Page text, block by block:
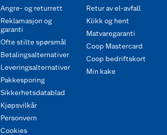
Angre- og returrett
Reklamasjon og
garanti
Ofte stilte spørsmål
Betalingsalternativer
Leveringsalternativer
Pakkesporing
Sikkerhetsdatablad
Kjøpsvilkår
Personvern
Cookies
Retur av el-avfall
Klikk og hent
Matvaregaranti
Coop Mastercard
Coop bedriftskort
Min kake